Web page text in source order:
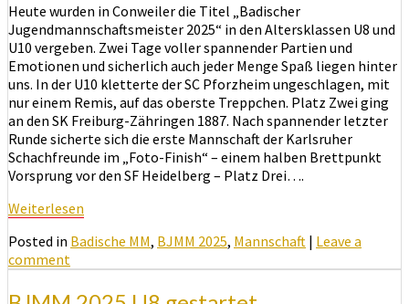
Heute wurden in Conweiler die Titel „Badischer
Jugendmannschaftsmeister 2025“ in den Altersklassen U8 und
U10 vergeben. Zwei Tage voller spannender Partien und
Emotionen und sicherlich auch jeder Menge Spaß liegen hinter
uns. In der U10 kletterte der SC Pforzheim ungeschlagen, mit
nur einem Remis, auf das oberste Treppchen. Platz Zwei ging
an den SK Freiburg-Zähringen 1887. Nach spannender letzter
Runde sicherte sich die erste Mannschaft der Karlsruher
Schachfreunde im „Foto-Finish“ – einem halben Brettpunkt
Vorsprung vor den SF Heidelberg – Platz Drei….
Weiterlesen
Posted in Badische MM, BJMM 2025, Mannschaft | Leave a
comment